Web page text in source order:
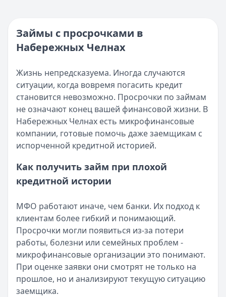
Категория:МФО и микрозаймы
Читать статью
Возврат переплаты в «Займере»: актуальная
Кратко:Разбираем, как вернуть переплату или
Категория: МФО
Читать новость
Срочный микрозайм 15 000 ₽ на карту: свежая
Кратко:Нужны 15 000 рублей на карту прямо сегодня?
Опубликовано:5 декабря 2025 г.
Категория:МФО
Читать новость
Кратко:В III квартале 2025 года владельцы iPhone
Опубликовано:5 декабря 2025 г.
Читать новость
57 сервисов микрозаймов через Госуслуги: где
Кратко:Авторизация через Госуслуги ускоряет
Опубликовано:23 ноября 2025 г.
Категория:МФО
Читать новость
Смс о «одобренном займе» от Bigmani Ru: как
Кратко:Пришло СМС об одобрении займа от Bigmani
Займы с просрочками в
Набережных Челнах
Жизнь непредсказуема. Иногда случаются
ситуации, когда вовремя погасить кредит
становится невозможно. Просрочки по займам
не означают конец вашей финансовой жизни. В
Набережных Челнах есть микрофинансовые
компании, готовые помочь даже заемщикам с
испорченной кредитной историей.
Как получить займ при плохой
кредитной истории
МФО работают иначе, чем банки. Их подход к
клиентам более гибкий и понимающий.
Просрочки могли появиться из-за потери
работы, болезни или семейных проблем -
микрофинансовые организации это понимают.
При оценке заявки они смотрят не только на
прошлое, но и анализируют текущую ситуацию
заемщика.